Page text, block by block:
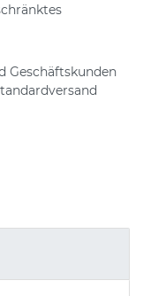
Geschäftskunden